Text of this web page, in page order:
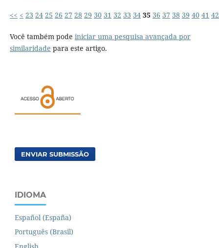
<< < 23 24 25 26 27 28 29 30 31 32 33 34 35 36 37 38 39 40 41 42
Você também pode iniciar uma pesquisa avançada por
similaridade para este artigo.
ENVIAR SUBMISSÃO
IDIOMA
Español (España)
Português (Brasil)